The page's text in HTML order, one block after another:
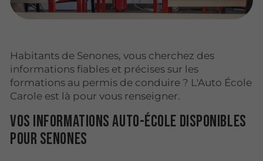
Habitants de Senones, vous cherchez des
informations fiables et précises sur les
formations au permis de conduire ? L'Auto École
Carole est là pour vous renseigner.
Vos informations auto-école disponibles
pour Senones